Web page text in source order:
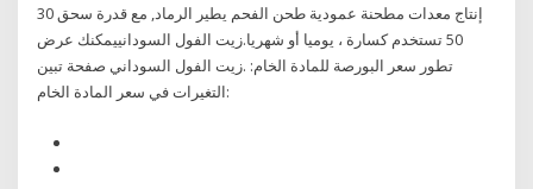
إنتاج معدات مطحنة عمودية طحن الفحم يطير الرماد, مع قدرة سحق 30
50 تستخدم كسارة ، يوميا أو شهريا.زيت الفول السودانييمكنك عرض
تطور سعر البورصة للمادة الخام: .زيت الفول السوداني صفحة تبين
التغيرات في سعر المادة الخام: